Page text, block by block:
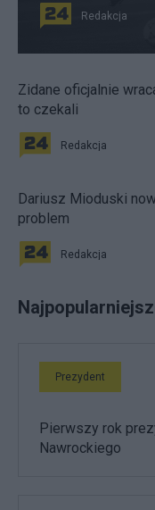
Redakcja
Zidane oficjalnie
to czekali
Redakcja
Dariusz Mioduski
problem
Redakcja
Prezydent
Pierwszy rok
Nawrockiego